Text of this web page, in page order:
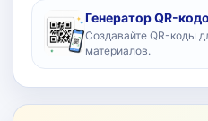
Генератор QR-
Создавайте QR-коды
материалов.